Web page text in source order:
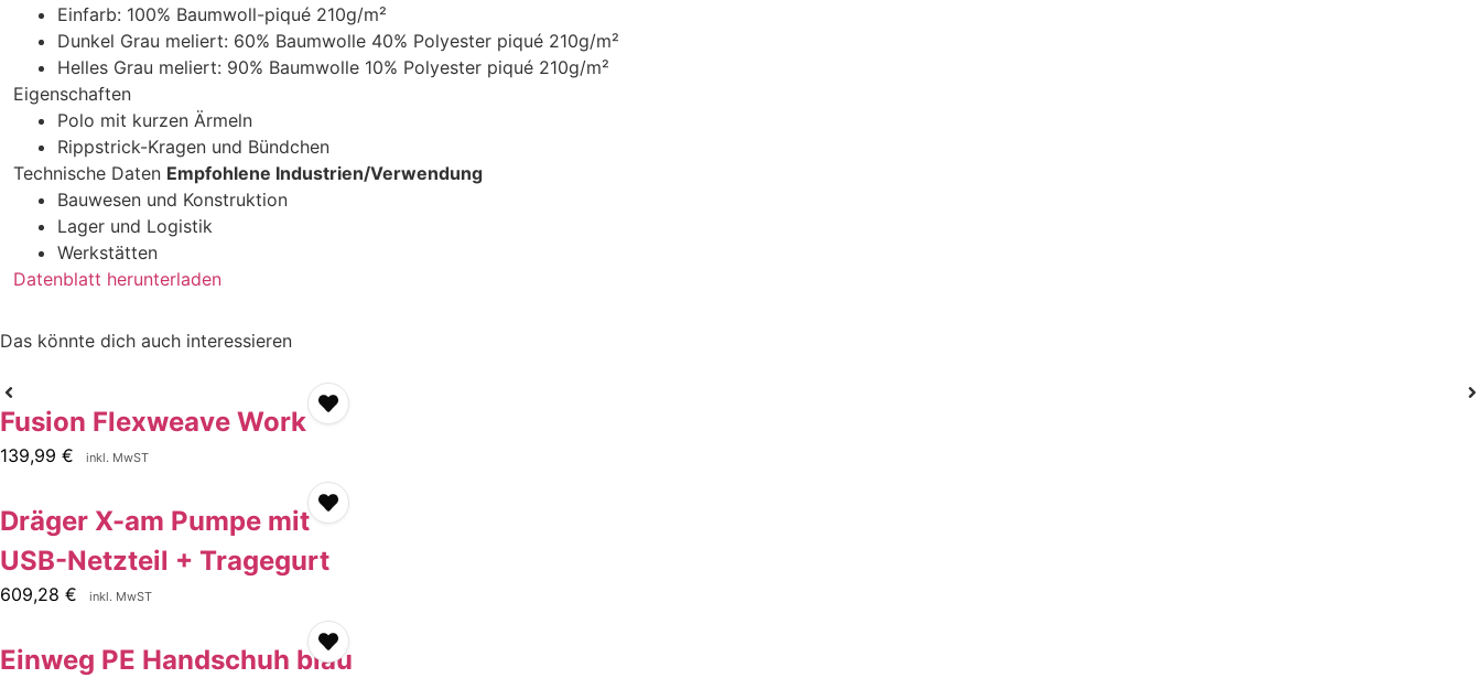
Einfarb: 100% Baumwoll-piqué 210g/m²
Dunkel Grau meliert: 60% Baumwolle 40% Polyester piqué 210g/m²
Helles Grau meliert: 90% Baumwolle 10% Polyester piqué 210g/m²
Eigenschaften
Polo mit kurzen Ärmeln
Rippstrick-Kragen und Bündchen
Technische Daten Empfohlene Industrien/Verwendung
Bauwesen und Konstruktion
Lager und Logistik
Werkstätten
Datenblatt herunterladen
Das könnte dich auch interessieren
Fusion Flexweave Work
139,99 € inkl. MwST
Dräger X-am Pumpe mit
USB-Netzteil + Tragegurt
609,28 € inkl. MwST
Einweg PE Handschuh blau